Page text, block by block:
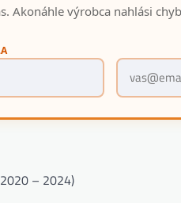
Akonáhle výrobca nahlási
– 2024)